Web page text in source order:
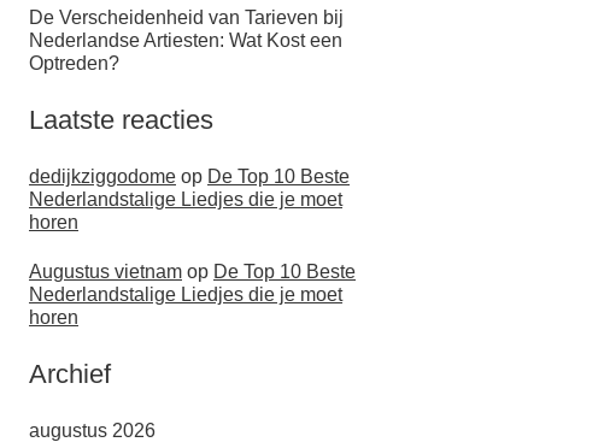
De Verscheidenheid van Tarieven bij
Nederlandse Artiesten: Wat Kost een
Optreden?
Laatste reacties
dedijkziggodome op De Top 10 Beste
Nederlandstalige Liedjes die je moet
horen
Augustus vietnam op De Top 10 Beste
Nederlandstalige Liedjes die je moet
horen
Archief
augustus 2026